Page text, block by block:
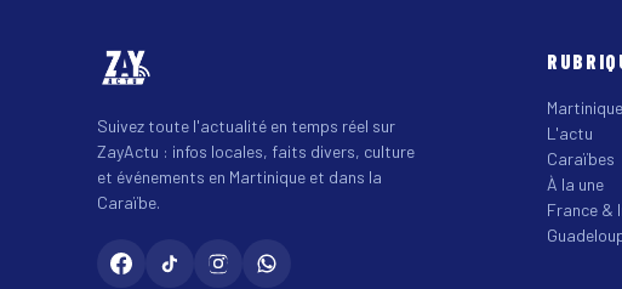
Suivez toute l'actualité en temps réel sur
ZayActu : infos locales, faits divers, culture
et événements en Martinique et dans la
Caraïbe.
Martinique
L'actu
Caraïbes
À la une
France &